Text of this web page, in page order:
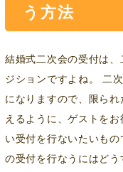
う方法
結婚式二次会の受付は
ジションですよね。 二
になりますので、限ら
えるように、ゲストを
い受付を行ないたいも
の受付を行なうにはど